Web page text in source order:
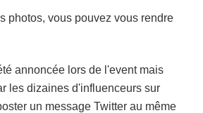
photos, vous pouvez vous rendre
annoncée lors de l'event mais
les dizaines d'influenceurs sur
un message Twitter au même